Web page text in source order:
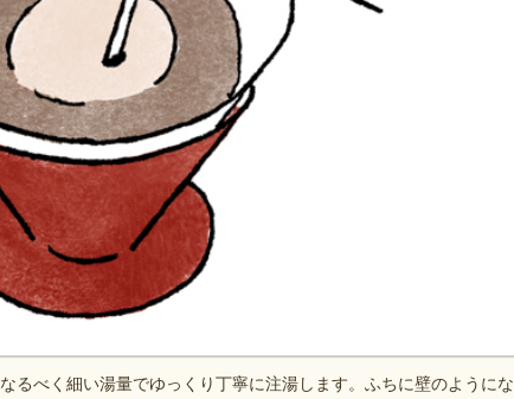
るべく細い湯量でゆっくり丁寧に注湯します。ふちに壁のようにな